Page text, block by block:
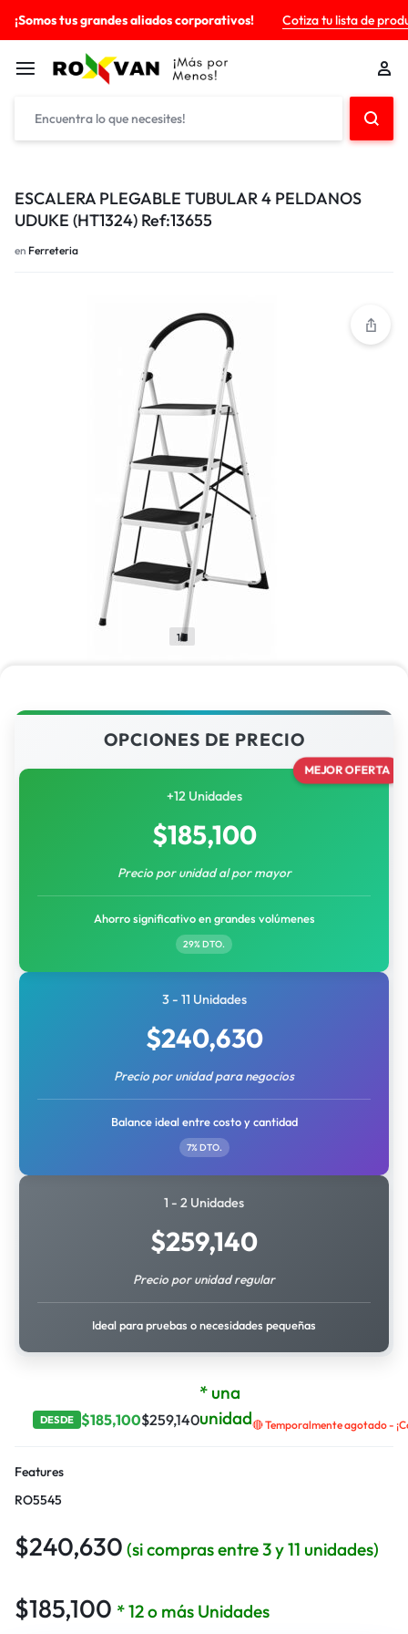
¡Somos tus grandes aliados corporativos! Cotiza tu lista de
ESCALERA PLEGABLE TUBULAR 4 PELDANOS
UDUKE (HT1324) Ref:13655
en Ferreteria
1/1
OPCIONES DE PRECIO
MEJOR OFERTA
+12 Unidades
$185,100
Precio por unidad al por mayor
Ahorro significativo en grandes volúmenes
29% DTO.
3 - 11 Unidades
$240,630
Precio por unidad para negocios
Balance ideal entre costo y cantidad
7% DTO.
1 - 2 Unidades
$259,140
Precio por unidad regular
Ideal para pruebas o necesidades pequeñas
DESDE $185,100$259,140
* una
unidad🔴 Temporalmente agotado -
Features
RO5545
$240,630 (si compras entre 3 y 11 unidades)
$185,100 * 12 o más Unidades